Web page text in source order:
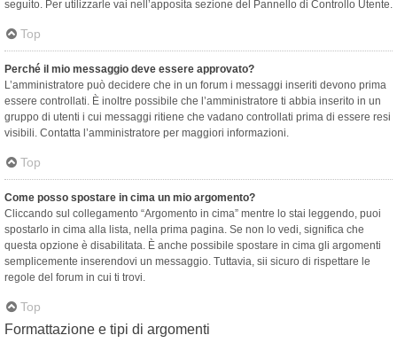
seguito. Per utilizzarle vai nell’apposita sezione del Pannello di Controllo Utente.
Top
Perché il mio messaggio deve essere approvato?
L’amministratore può decidere che in un forum i messaggi inseriti devono prima
essere controllati. È inoltre possibile che l’amministratore ti abbia inserito in un
gruppo di utenti i cui messaggi ritiene che vadano controllati prima di essere resi
visibili. Contatta l’amministratore per maggiori informazioni.
Top
Come posso spostare in cima un mio argomento?
Cliccando sul collegamento “Argomento in cima” mentre lo stai leggendo, puoi
spostarlo in cima alla lista, nella prima pagina. Se non lo vedi, significa che
questa opzione è disabilitata. È anche possibile spostare in cima gli argomenti
semplicemente inserendovi un messaggio. Tuttavia, sii sicuro di rispettare le
regole del forum in cui ti trovi.
Top
Formattazione e tipi di argomenti